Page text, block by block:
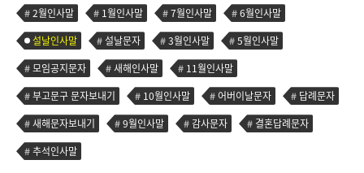
2월인사말
1월인사말 7월인사말
6월인사말
설날인사말
설날문자 3월인사말
5월인사말
모임공지문자
새해인사말
11월인사말
부고문구 문자보내기
10월인사말 어버이날문자
답례문자
새해문자보내기
9월인사말 감사문자
결혼답례문자
추석인사말